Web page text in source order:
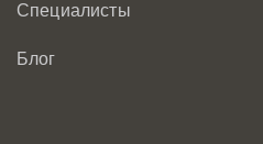
Специалисты
Блог